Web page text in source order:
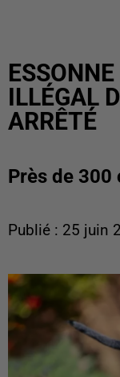
ILLÉGAL
ARRÊTÉ
Près de 300
Publié : 25 juin